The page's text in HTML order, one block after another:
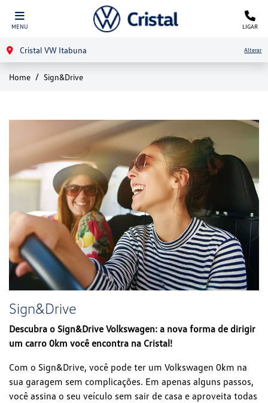
MENU LIGAR
Cristal VW Itabuna Alterar
Home Sign&Drive
Sign&Drive
Descubra o Sign&Drive Volkswagen: a nova forma de dirigir
um carro 0km você encontra na Cristal!
Com o Sign&Drive, você pode ter um Volkswagen 0km na
sua garagem sem complicações. Em apenas alguns passos,
você assina o seu veículo sem sair de casa e aproveita todas